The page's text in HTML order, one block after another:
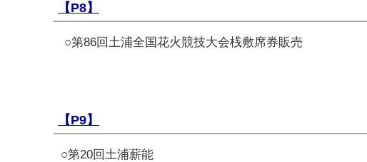
【P8】
○第86回土浦全国花火競技大会桟敷席券販売
【P9】
○第20回土浦薪能